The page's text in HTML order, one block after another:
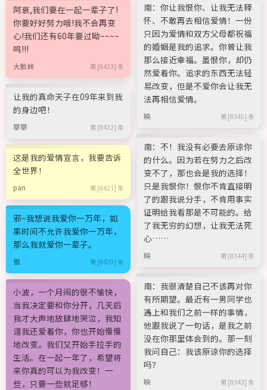
阿衰,我们要在一起一辈子了!
你要好好努力哦!我不会再变
心!我们还有60年要过呦~~~~
呜!!!
大脸妹 第 [8423] 条
让我的真命天子在09年来到我
的身边吧！
攀攀 第 [8422] 条
这是我的爱情宣言，我要告诉
全世界！
pan 第 [8421] 条
邪~我想说我爱你一万年，如
果时间不允许我爱你一万年，
那么我就爱你一辈子。
傲 第 [8420] 条
小波，一个月闹的很不愉快，
当我决定要和你分开，几天后
我才大声地放肆地哭泣，我知
道我还爱着你，你也开始慢慢
地改变。我们又开始手拉手的
生活。在一起一年了，希望将
来你真的可以为我改变！一
些，只要一些就足够！
南：你让我恨你、让我无法释
怀、不敢再去相信爱情！一份
只因为爱情和双方父母都祝福
的婚姻是我的追求。你曾让我
那么接近幸福。虽恨你，却仍
然爱着你。追求的东西无法轻
易改变，但是不爱你会让我无
法再相信爱情。
映 第 [8345] 条
南：不！我没有必要去原谅你
的什么。因为若在努力之后改
变不了，那也会是我的选择！
只是我恨你！恨你不肯直接明
了的跟我说分手，不肯用事实
证明给我看那是不可能的。给
了我无穷的幻想，让我无法死
心……
映 第 [8344] 条
南：我很清楚自己不该再对你
有所期望。最近有一男同学也
遇上和我们之前一样的事情，
他跟我说了一句话，是我之前
没在你那里体会到的。那一刻
我问自己：我该原谅你的选择
吗？
映 第 [8343] 条